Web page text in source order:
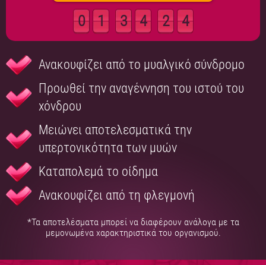
013423
Ανακουφίζει από το μυαλγικό σύνδρομο
Προωθεί την αναγέννηση του ιστού του
χόνδρου
Μειώνει αποτελεσματικά την
υπερτονικότητα των μυών
Καταπολεμά το οίδημα
Ανακουφίζει από τη φλεγμονή
*Τα αποτελέσματα μπορεί να διαφέρουν ανάλογα με τα
μεμονωμένα χαρακτηριστικά του οργανισμού.